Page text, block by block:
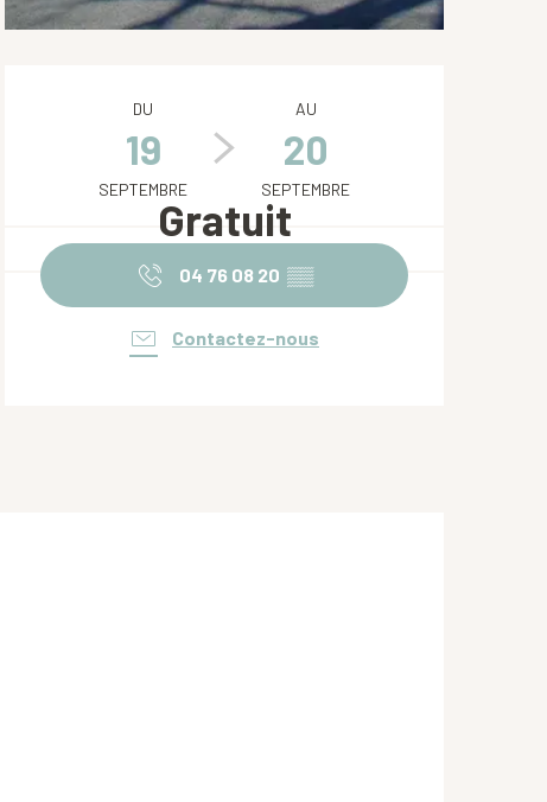
Ouverture et coordonnées
DU
19
SEPTEMBRE
AU
20
SEPTEMBRE
Gratuit
04 76 08 20 ▒▒
Contactez-nous